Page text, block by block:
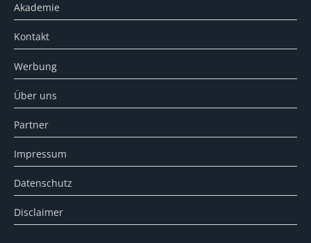
Akademie
Kontakt
Werbung
Über uns
Partner
Impressum
Datenschutz
Disclaimer